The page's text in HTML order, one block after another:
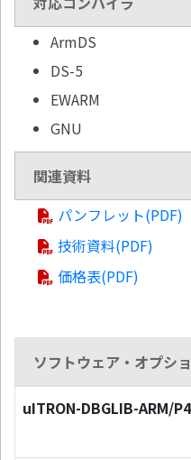
ArmDS
DS-5
EWARM
GNU
関連資料
パンフレット(PDF)
技術資料(PDF)
価格表(PDF)
ソフトウェア・オプシ
uITRON-DBGLIB-ARM/P4